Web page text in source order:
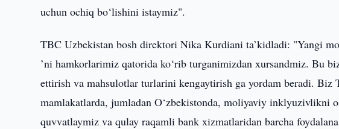
uchun ochiq bo‘lishini istaymiz".
TBC Uzbekistan bosh direktori Nika Kurdiani ta’kidladi: "Yangi
’ni hamkorlarimiz qatorida ko‘rib turganimizdan xursandmiz. Bu
ettirish va mahsulotlar turlarini kengaytirish ga yordam beradi. Biz
mamlakatlarda, jumladan O‘zbekistonda, moliyaviy inklyuzivlikni
quvvatlaymiz va qulay raqamli bank xizmatlaridan barcha